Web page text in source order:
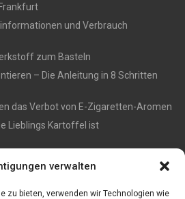
verwalten
zu bieten, verwenden wir Technologien wie
und Verbrauch
zum Basteln
– Die Anleitung in 8 Schritten
das Verbot von E-Zigaretten-Aromen
Lieblings Kartoffel ist
Stil und ultimativer